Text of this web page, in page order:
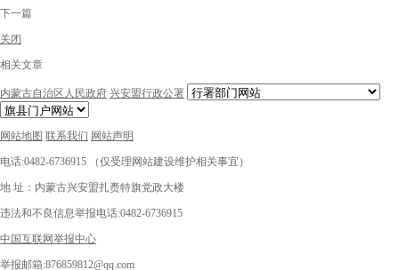
下一篇
关闭
相关文章
内蒙古自治区人民政府 兴安盟行政公署
网站地图 联系我们 网站声明
电话:0482-6736915 （仅受理网站建设维护相关事宜）
地 址：内蒙古兴安盟扎赉特旗党政大楼
违法和不良信息举报电话:0482-6736915
中国互联网举报中心
举报邮箱:876859812@qq.com